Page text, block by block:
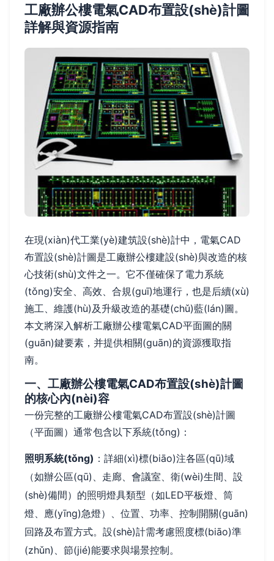
工廠辦公樓電氣CAD布置設(shè)計圖
詳解與資源指南
在現(xiàn)代工業(yè)建筑設(shè)計中，電氣CAD
布置設(shè)計圖是工廠辦公樓建設(shè)與改造的核
心技術(shù)文件之一。它不僅確保了電力系統
(tǒng)安全、高效、合規(guī)地運行，也是后續(xù)
施工、維護(hù)及升級改造的基礎(chǔ)藍(lán)圖。
本文將深入解析工廠辦公樓電氣CAD平面圖的關
(guān)鍵要素，并提供相關(guān)的資源獲取指
南。
一、工廠辦公樓電氣CAD布置設(shè)計圖
的核心內(nèi)容
一份完整的工廠辦公樓電氣CAD布置設(shè)計圖
（平面圖）通常包含以下系統(tǒng)：
照明系統(tǒng) ：詳細(xì)標(biāo)注各區(qū)域
（如辦公區(qū)、走廊、會議室、衛(wèi)生間、設
(shè)備間）的照明燈具類型（如LED平板燈、筒
燈、應(yīng)急燈）、位置、功率、控制開關(guān)
回路及布置方式。設(shè)計需考慮照度標(biāo)準
(zhǔn)、節(jié)能要求與場景控制。